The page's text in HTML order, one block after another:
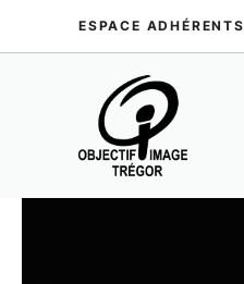
ESPACE ADHÉRENTS